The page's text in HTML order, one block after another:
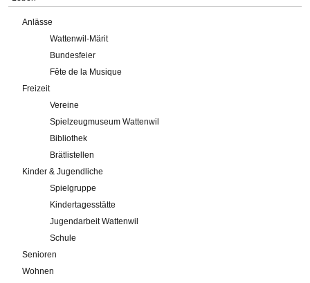
Anlässe
Wattenwil-Märit
Bundesfeier
Fête de la Musique
Freizeit
Vereine
Spielzeugmuseum Wattenwil
Bibliothek
Brätlistellen
Kinder & Jugendliche
Spielgruppe
Kindertagesstätte
Jugendarbeit Wattenwil
Schule
Senioren
Wohnen